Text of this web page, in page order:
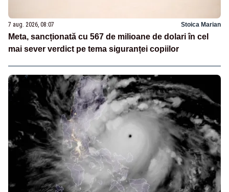
7 aug. 2026, 08:07 Stoica Marian
Meta, sancționată cu 567 de milioane de dolari în cel
mai sever verdict pe tema siguranței copiilor